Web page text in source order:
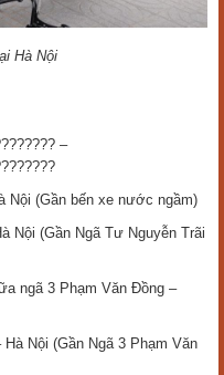
Hà Nội
–
Nội (Gần bến xe nước ngầm)
Nội (Gần Ngã Tư Nguyễn Trãi
ngã 3 Phạm Văn Đồng –
Nội (Gần Ngã 3 Phạm Văn